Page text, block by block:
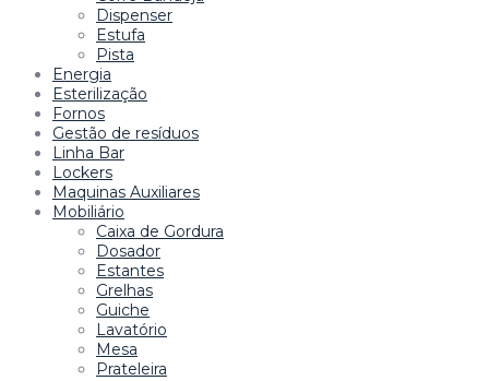
Dispenser
Estufa
Pista
Energia
Esterilização
Fornos
Gestão de resíduos
Linha Bar
Lockers
Maquinas Auxiliares
Mobiliário
Caixa de Gordura
Dosador
Estantes
Grelhas
Guiche
Lavatório
Mesa
Prateleira